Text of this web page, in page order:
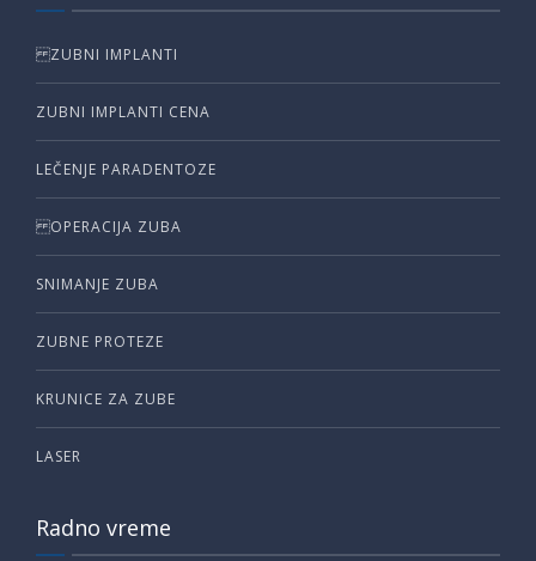
ZUBNI IMPLANTI
ZUBNI IMPLANTI CENA
LEČENJE PARADENTOZE
OPERACIJA ZUBA
SNIMANJE ZUBA
ZUBNE PROTEZE
KRUNICE ZA ZUBE
LASER
Radno vreme